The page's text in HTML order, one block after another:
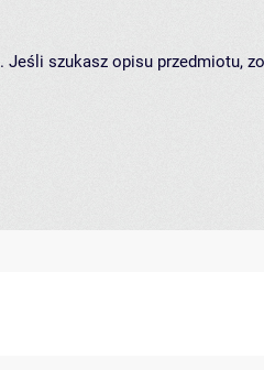
. Jeśli szukasz opisu przedmiotu,